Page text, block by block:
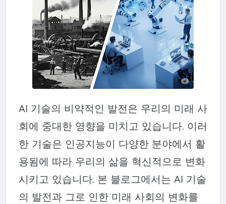
AI 기술의 비약적인 발전은 우리의 미래 사
회에 중대한 영향을 미치고 있습니다. 이러
한 기술은 인공지능이 다양한 분야에서 활
용됨에 따라 우리의 삶을 혁신적으로 변화
시키고 있습니다. 본 블로그에서는 AI 기술
의 발전과 그로 인한 미래 사회의 변화를